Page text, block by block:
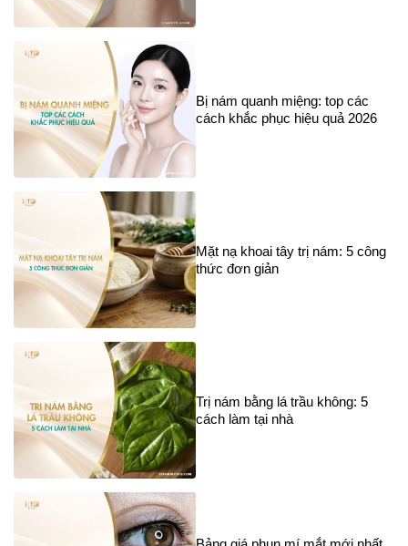
Bị nám quanh miệng: top các
cách khắc phục hiệu quả 2026
Mặt nạ khoai tây trị nám: 5 công
thức đơn giản
Trị nám bằng lá trầu không: 5
cách làm tại nhà